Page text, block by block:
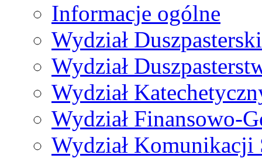
Informacje ogólne
Wydział Duszpasterski
Wydział
Wydział
Wydział Finansowo-
Wydział Komunikacji